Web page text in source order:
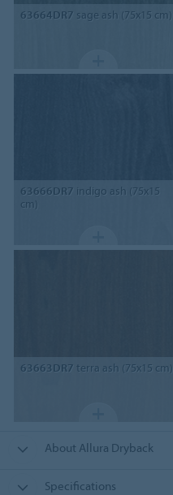
63664DR7 sage ash (75x15 cm)
63666DR7 indigo ash (75x15
cm)
63663DR7 terra ash (75x15 cm)
About Allura Dryback
Specifications